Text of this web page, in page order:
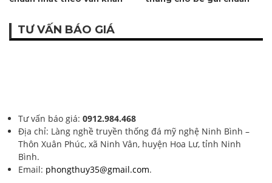
TƯ VẤN BÁO GIÁ
Tư vấn báo giá: 0912.984.468
Địa chỉ: Làng nghề truyền thống đá mỹ nghệ Ninh Bình –
Thôn Xuân Phúc, xã Ninh Vân, huyện Hoa Lư, tỉnh Ninh
Bình.
Email: phongthuy35@gmail.com.